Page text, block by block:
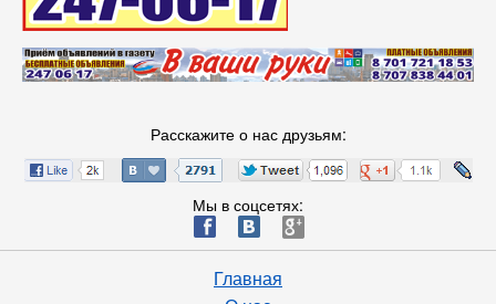
Расскажите о нас друзьям:
Мы в соцсетях:
ä æ è
Главная